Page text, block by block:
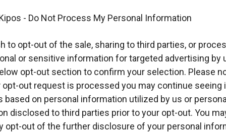
- Do Not Process My Personal Information
to opt-out of the sale, sharing to third parties, or
or sensitive information for targeted advertising by
opt-out section to confirm your selection. Please
opt-out request is processed you may continue seeing
based on personal information utilized by us or
disclosed to third parties prior to your opt-out. You
opt-out of the further disclosure of your personal